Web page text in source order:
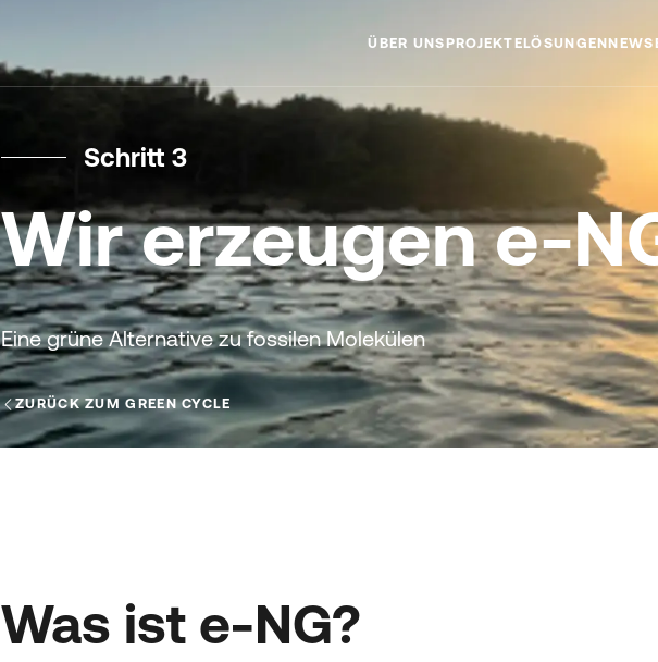
ÜBER UNS PROJEKTELÖSUNGENNEWS
Schritt 3
Wir erzeugen e-
Eine grüne Alternative zu fossilen Molekülen
ZURÜCK ZUM GREEN CYCLE
Was ist e-NG?